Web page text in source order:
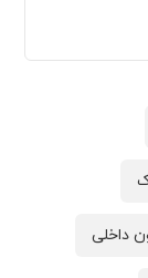
داخلی